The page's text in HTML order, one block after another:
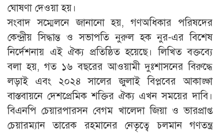
ঘোষণা দেওয়া হয়।
​সংবাদ সম্মেলনে জানানো হয়, গণঅধিকার পরিষদের
কেন্দ্রীয় সিদ্ধান্ত ও সভাপতি নুরুল হক নুর-এর বিশেষ
নির্দেশনায় এই ঐক্য প্রতিষ্ঠিত হয়েছে। লিখিত বক্তব্যে
বলা হয়, গত ১৬ বছরের আওয়ামী দুঃশাসনের বিরুদ্ধে
লড়াই এবং ২০২৪ সালের জুলাই বিপ্লবের আকাঙ্ক্ষা
বাস্তবায়নে দেশপ্রেমিক শক্তির ঐক্য এখন সময়ের দাবি।
বিএনপি চেয়ারপারসন বেগম খালেদা জিয়া ও ভারপ্রাপ্ত
চেয়ারম্যান তারেক রহমানের নেতৃত্বে চলমান গণতন্ত্র